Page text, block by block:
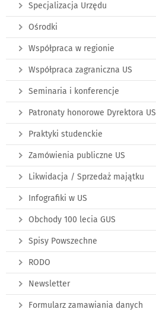
Specjalizacja Urzędu
Ośrodki
Współpraca w regionie
Współpraca zagraniczna US
Seminaria i konferencje
Patronaty honorowe Dyrektora US
Praktyki studenckie
Zamówienia publiczne US
Likwidacja / Sprzedaż majątku
Infografiki w US
Obchody 100 lecia GUS
Spisy Powszechne
RODO
Newsletter
Formularz zamawiania danych